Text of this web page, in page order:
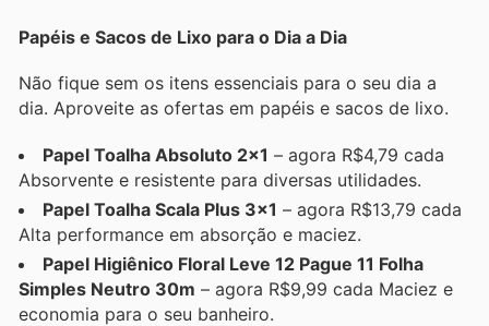
Papéis e Sacos de Lixo para o Dia a Dia
Não fique sem os itens essenciais para o seu dia a
dia. Aproveite as ofertas em papéis e sacos de lixo.
Papel Toalha Absoluto 2x1 – agora R$4,79 cada
Absorvente e resistente para diversas utilidades.
Papel Toalha Scala Plus 3x1 – agora R$13,79 cada
Alta performance em absorção e maciez.
Papel Higiênico Floral Leve 12 Pague 11 Folha
Simples Neutro 30m – agora R$9,99 cada Maciez e
economia para o seu banheiro.